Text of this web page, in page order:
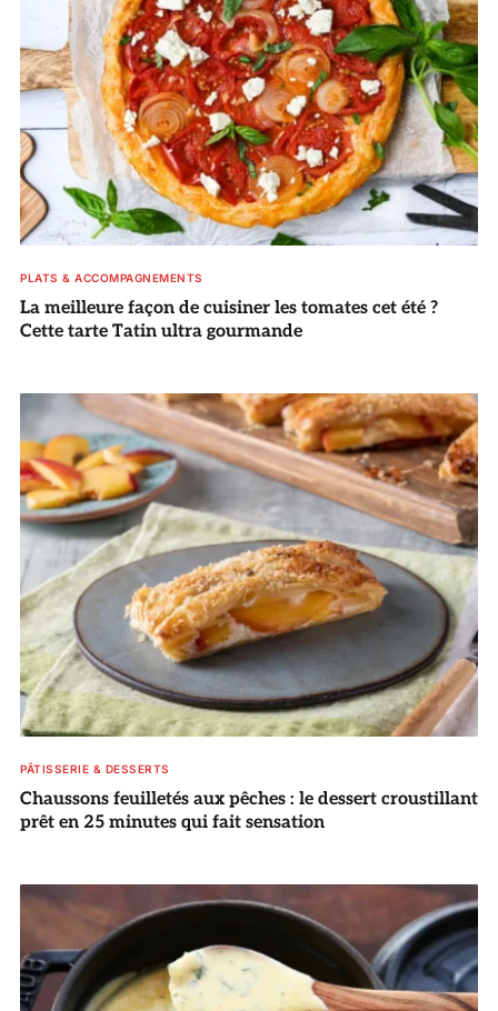
PLATS & ACCOMPAGNEMENTS
La meilleure façon de cuisiner les tomates cet été ?
Cette tarte Tatin ultra gourmande
PÂTISSERIE & DESSERTS
Chaussons feuilletés aux pêches : le dessert croustillant
prêt en 25 minutes qui fait sensation